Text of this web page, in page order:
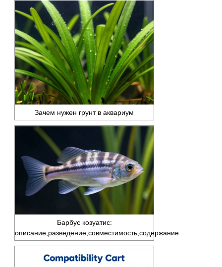
Зачем нужен грунт в аквариум
Барбус козуатис:
описание,разведение,совместимость,содержание.